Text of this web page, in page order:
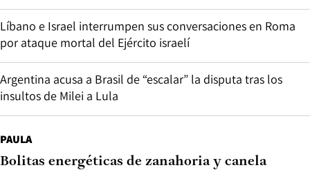
Líbano e Israel interrumpen sus conversaciones en Roma
por ataque mortal del Ejército israelí
Argentina acusa a Brasil de “escalar” la disputa tras los
insultos de Milei a Lula
PAULA
Bolitas energéticas de zanahoria y canela